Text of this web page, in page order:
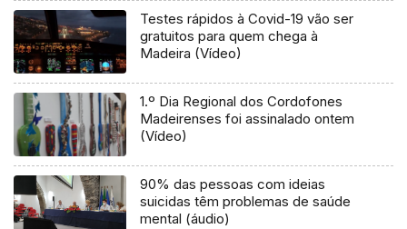
Testes rápidos à Covid-19 vão ser
gratuitos para quem chega à
Madeira (Vídeo)
1.º Dia Regional dos Cordofones
Madeirenses foi assinalado ontem
(Vídeo)
90% das pessoas com ideias
suicidas têm problemas de saúde
mental (áudio)